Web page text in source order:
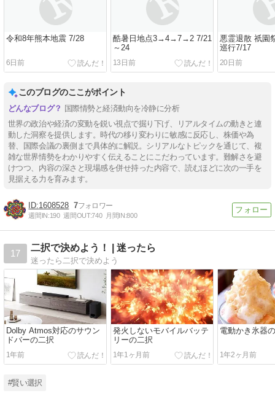
令和8年熊本地震 7/28
6日前
酷暑日地点3→4→7→2 7/21
～24
13日前
悪霊退散 祇園
巡行7/17
20日前
このブログのここがポイント
国際情勢と経済動向を冷静に分析
世界の政治や経済の変動を鋭い視点で掘り下げ、リアルタイムの動きと連
動した洞察を提供します。時代の移り変わりに敏感に反応し、株価や為
替、国際会議の裏側まで具体的に解説。シリアルなトピックを通じて、複
雑な世界情勢をわかりやすく伝えることにこだわっています。難解さを避
けつつ、内容の深さと現場感を併せ持った内容で、読むほどに次の一手を
見据える力を育みます。
1608528 7
週間IN:190 週間OUT:740 月間IN:800
17
二択で決めよう！ | 迷ったら
迷ったら二択で決めよう
Dolby Atmos対応のサウン
ドバーの二択
1年前
発火しないモバイルバッテ
リーの二択
1年1ヶ月前
電動かき氷器
1年2ヶ月前
#賢い選択